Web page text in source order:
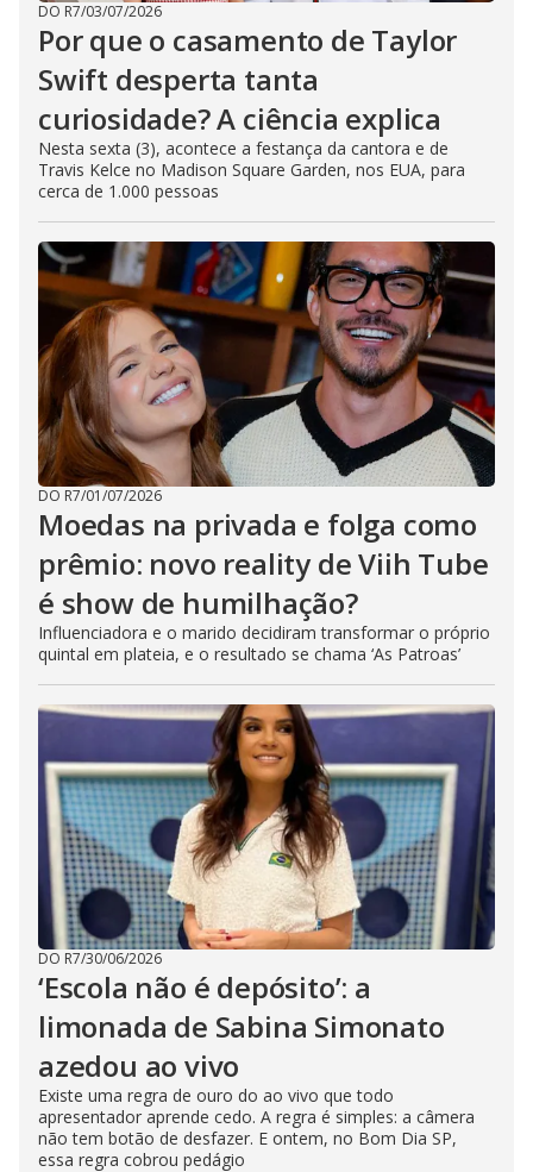
DO R7/03/07/2026
Por que o casamento de Taylor
Swift desperta tanta
curiosidade? A ciência explica
Nesta sexta (3), acontece a festança da cantora e de
Travis Kelce no Madison Square Garden, nos EUA, para
cerca de 1.000 pessoas
DO R7/01/07/2026
Moedas na privada e folga como
prêmio: novo reality de Viih Tube
é show de humilhação?
Influenciadora e o marido decidiram transformar o próprio
quintal em plateia, e o resultado se chama ‘As Patroas’
DO R7/30/06/2026
‘Escola não é depósito’: a
limonada de Sabina Simonato
azedou ao vivo
Existe uma regra de ouro do ao vivo que todo
apresentador aprende cedo. A regra é simples: a câmera
não tem botão de desfazer. E ontem, no Bom Dia SP,
essa regra cobrou pedágio